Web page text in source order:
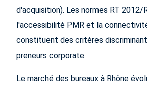
d'acquisition). Les normes RT 2012/
l'accessibilité PMR et la
constituent des critères
preneurs corporate.
Le marché des bureaux à Rhône